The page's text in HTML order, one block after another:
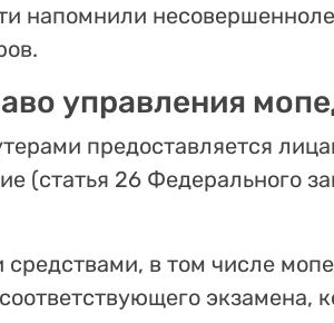
напомнили
управления
предоставляется
(статья 26 Федерального
в том числе
экзамена,